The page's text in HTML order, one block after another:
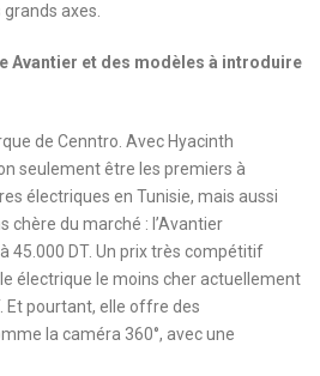
axes.
Avantier et des modèles à introduire
de Cenntro. Avec Hyacinth
seulement être les premiers à
électriques en Tunisie, mais aussi
chère du marché : l’Avantier
45.000 DT. Un prix très compétitif
électrique le moins cher actuellement
Et pourtant, elle offre des
la caméra 360°, avec une